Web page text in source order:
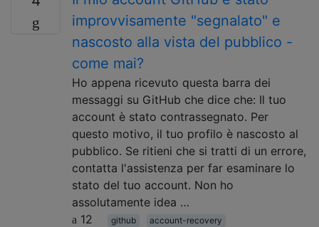
improvvisamente "segnalato" e
nascosto alla vista del pubblico -
come mai?
Ho appena ricevuto questa barra dei
messaggi su GitHub che dice che: Il tuo
account è stato contrassegnato. Per
questo motivo, il tuo profilo è nascosto al
pubblico. Se ritieni che si tratti di un errore,
contatta l'assistenza per far esaminare lo
stato del tuo account. Non ho
assolutamente idea …
12
github account-recovery